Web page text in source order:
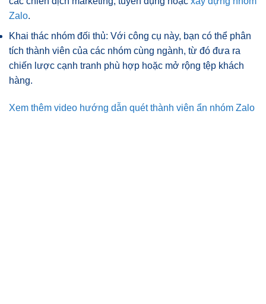
Zalo.
Khai thác nhóm đối thủ: Với công cụ này, bạn có thể phân
tích thành viên của các nhóm cùng ngành, từ đó đưa ra
chiến lược cạnh tranh phù hợp hoặc mở rộng tệp khách
hàng.
Xem thêm video hướng dẫn quét thành viên ẩn nhóm Zalo